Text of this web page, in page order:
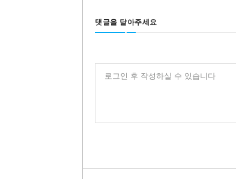
댓글을 달아주세요
로그인 후 작성하실 수 있습니다